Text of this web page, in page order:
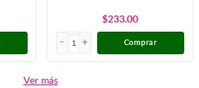
$233.00
Comprar
Ver más